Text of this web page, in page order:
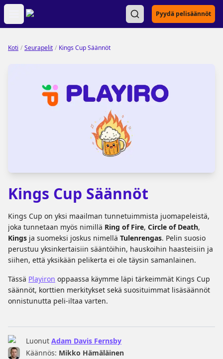
Open main menu Pyydä pelisäännöt
Koti / Seurapelit / Kings Cup Säännöt
Kings Cup Säännöt
Kings Cup on yksi maailman tunnetuimmista juomapeleistä,
joka tunnetaan myös nimillä Ring of Fire, Circle of Death,
Kings ja suomeksi joskus nimellä Tulenrengas. Pelin suosio
perustuu yksinkertaisiin sääntöihin, hauskoihin haasteisiin ja
siihen, että yksikään pelikerta ei ole täysin samanlainen.
Tässä Playiron oppaassa käymme läpi tärkeimmät Kings Cup
säännöt, korttien merkitykset sekä suosituimmat lisäsäännöt
onnistunutta peli-iltaa varten.
Luonut Adam Davis Fernsby
Käännös: Mikko Hämäläinen